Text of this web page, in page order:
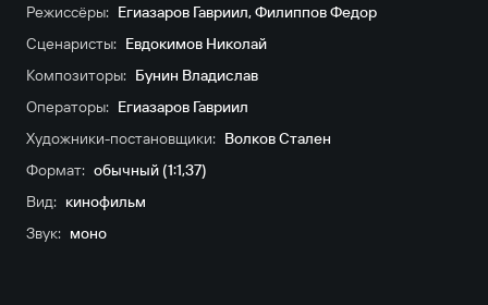
Режиссёры: Егиазаров Гавриил,Филиппов Федор
Сценаристы: Евдокимов Николай
Композиторы: Бунин Владислав
Операторы: Егиазаров Гавриил
Художники-постановщики: Волков Стален
Формат: обычный (1:1,37)
Вид: кинофильм
Звук: моно